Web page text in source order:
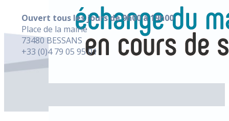
Ouvert tous les jours de 9h00 à 19h00
Place de la mairie
73480 BESSANS
+33 (0)4 79 05 95 01